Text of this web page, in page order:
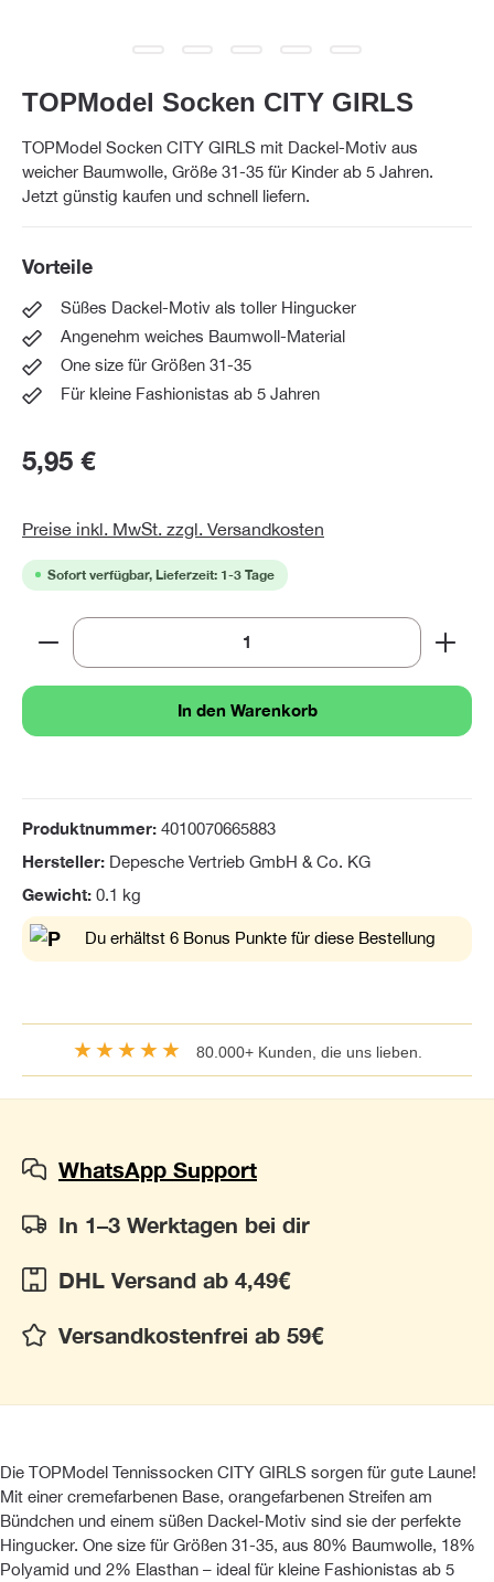
TOPModel Socken CITY GIRLS
TOPModel Socken CITY GIRLS mit Dackel-Motiv aus
weicher Baumwolle, Größe 31-35 für Kinder ab 5 Jahren.
Jetzt günstig kaufen und schnell liefern.
Vorteile
Süßes Dackel-Motiv als toller Hingucker
Angenehm weiches Baumwoll-Material
One size für Größen 31-35
Für kleine Fashionistas ab 5 Jahren
5,95 €
Preise inkl. MwSt. zzgl. Versandkosten
Sofort verfügbar, Lieferzeit: 1-3 Tage
Produkt Anzahl: Gib den gewünschten Wert ein
In den Warenkorb
Produktnummer: 4010070665883
Hersteller: Depesche Vertrieb GmbH & Co. KG
Gewicht: 0.1 kg
Du erhältst 6 Bonus Punkte für diese Bestellung
★★★★★ 80.000+ Kunden, die uns lieben.
WhatsApp Support
In 1–3 Werktagen bei dir
DHL Versand ab 4,49€
Versandkostenfrei ab 59€
Die TOPModel Tennissocken CITY GIRLS sorgen für gute Laune!
Mit einer cremefarbenen Base, orangefarbenen Streifen am
Bündchen und einem süßen Dackel-Motiv sind sie der perfekte
Hingucker. One size für Größen 31-35, aus 80% Baumwolle, 18%
Polyamid und 2% Elasthan – ideal für kleine Fashionistas ab 5